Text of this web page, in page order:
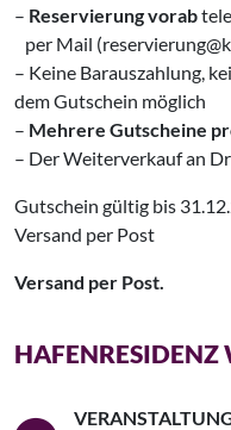
– Reservierung vorab
per Mail
– Keine Barauszahlung,
dem Gutschein möglich
– Mehrere Gutscheine
– Der Weiterverkauf an
Gutschein gültig bis
Versand per Post
Versand per Post.
HAFENRESIDENZ